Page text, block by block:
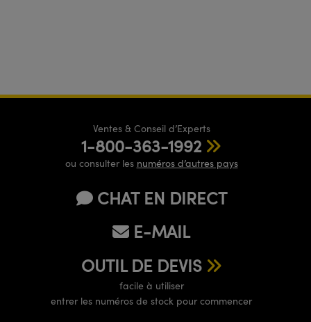
Ventes & Conseil d’Experts
1-800-363-1992
ou consulter les numéros d’autres pays
CHAT EN DIRECT
E-MAIL
OUTIL DE DEVIS
facile à utiliser
entrer les numéros de stock pour commencer